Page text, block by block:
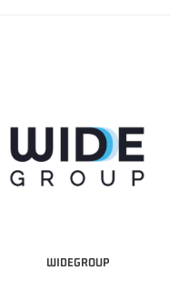
WIDEGROUP